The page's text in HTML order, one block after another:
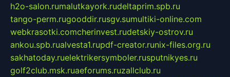
h2o-salon.rumalutkayork.rudeltaprim.spb.ru
tango-perm.rugooddir.rusgv.sumultiki-online.com
webkrasotki.comcherinvest.rudetskiy-ostrov.ru
ankou.spb.rualvesta1.rupdf-creator.runix-files.org.ru
sakhatoday.ruelektrikersymboler.rusputnikyes.ru
golf2club.msk.ruaeforums.ruzallclub.ru